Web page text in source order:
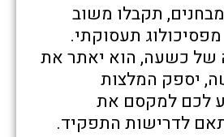
תקבלו משוב
תעסוקתי.
של כשעה, הוא יאתר את
יספק המלצות
לכם למקסם את
לדרישות התפקיד.